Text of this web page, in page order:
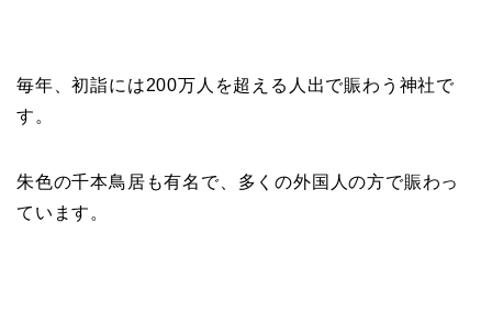
毎年、初詣には200万人を超える人出で賑わう神社で
す。
朱色の千本鳥居も有名で、多くの外国人の方で賑わっ
ています。